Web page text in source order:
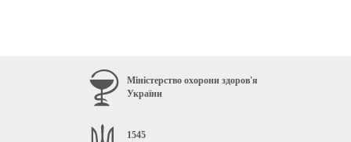
Міністерство охорони здоров'я
України
1545